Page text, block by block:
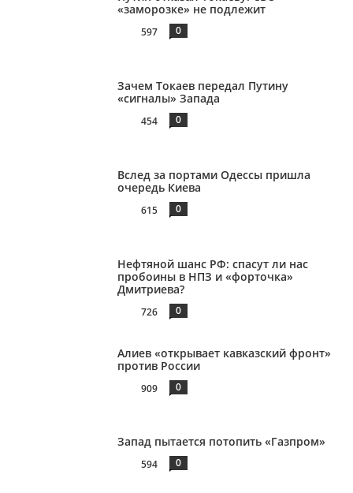
«заморозке» не подлежит
597 0
Зачем Токаев передал Путину
«сигналы» Запада
454 0
Вслед за портами Одессы пришла
очередь Киева
615 0
Нефтяной шанс РФ: спасут ли нас
пробоины в НПЗ и «форточка»
Дмитриева?
726 0
Алиев «открывает кавказский фронт»
против России
909 0
Запад пытается потопить «Газпром»
594 0